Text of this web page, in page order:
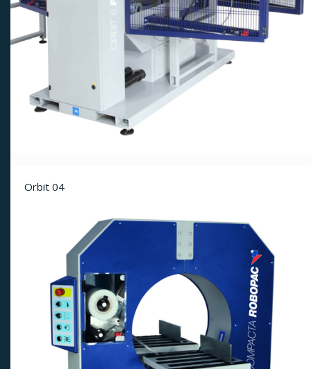
Orbit 04